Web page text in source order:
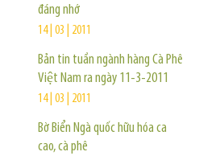
đáng nhớ
14 | 03 | 2011
Bản tin tuần ngành hàng Cà Phê
Việt Nam ra ngày 11-3-2011
14 | 03 | 2011
Bờ Biển Ngà quốc hữu hóa ca
cao, cà phê